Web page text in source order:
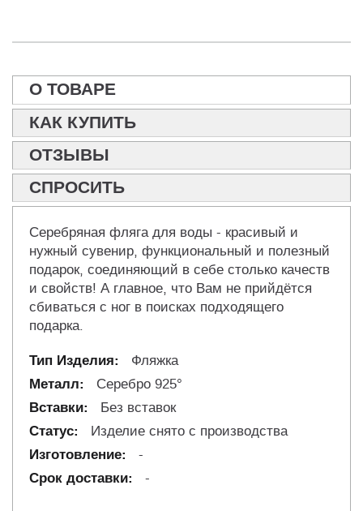
О ТОВАРЕ
КАК КУПИТЬ
ОТЗЫВЫ
СПРОСИТЬ
Серебряная фляга для воды - красивый и
нужный сувенир, функциональный и полезный
подарок, соединяющий в себе столько качеств
и свойств! А главное, что Вам не прийдётся
сбиваться с ног в поисках подходящего
подарка.
Фляжка
Серебро 925°
Без вставок
Изделие снято с производства
-
-